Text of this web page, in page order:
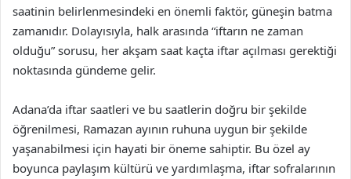
saatinin belirlenmesindeki en önemli faktör, güneşin batma
zamanıdır. Dolayısıyla, halk arasında “iftarın ne zaman
olduğu” sorusu, her akşam saat kaçta iftar açılması gerektiği
noktasında gündeme gelir.
Adana’da iftar saatleri ve bu saatlerin doğru bir şekilde
öğrenilmesi, Ramazan ayının ruhuna uygun bir şekilde
yaşanabilmesi için hayati bir öneme sahiptir. Bu özel ay
boyunca paylaşım kültürü ve yardımlaşma, iftar sofralarının